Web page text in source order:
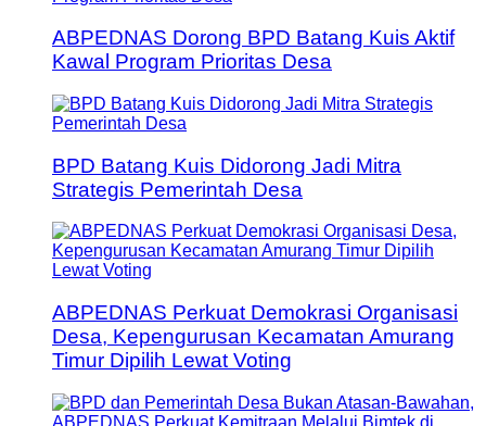
ABPEDNAS Dorong BPD Batang Kuis Aktif
Kawal Program Prioritas Desa
BPD Batang Kuis Didorong Jadi Mitra
Strategis Pemerintah Desa
ABPEDNAS Perkuat Demokrasi Organisasi
Desa, Kepengurusan Kecamatan Amurang
Timur Dipilih Lewat Voting